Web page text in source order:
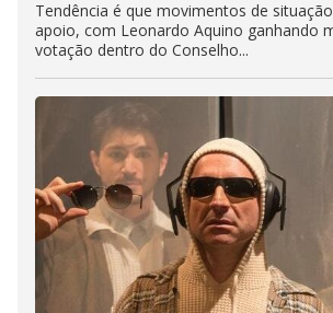
Tendência é que movimentos de
apoio, com Leonardo Aquino ganhando
votação dentro do Conselho...